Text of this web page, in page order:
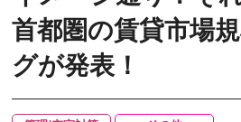
首都圏の賃貸市場
グが発表！